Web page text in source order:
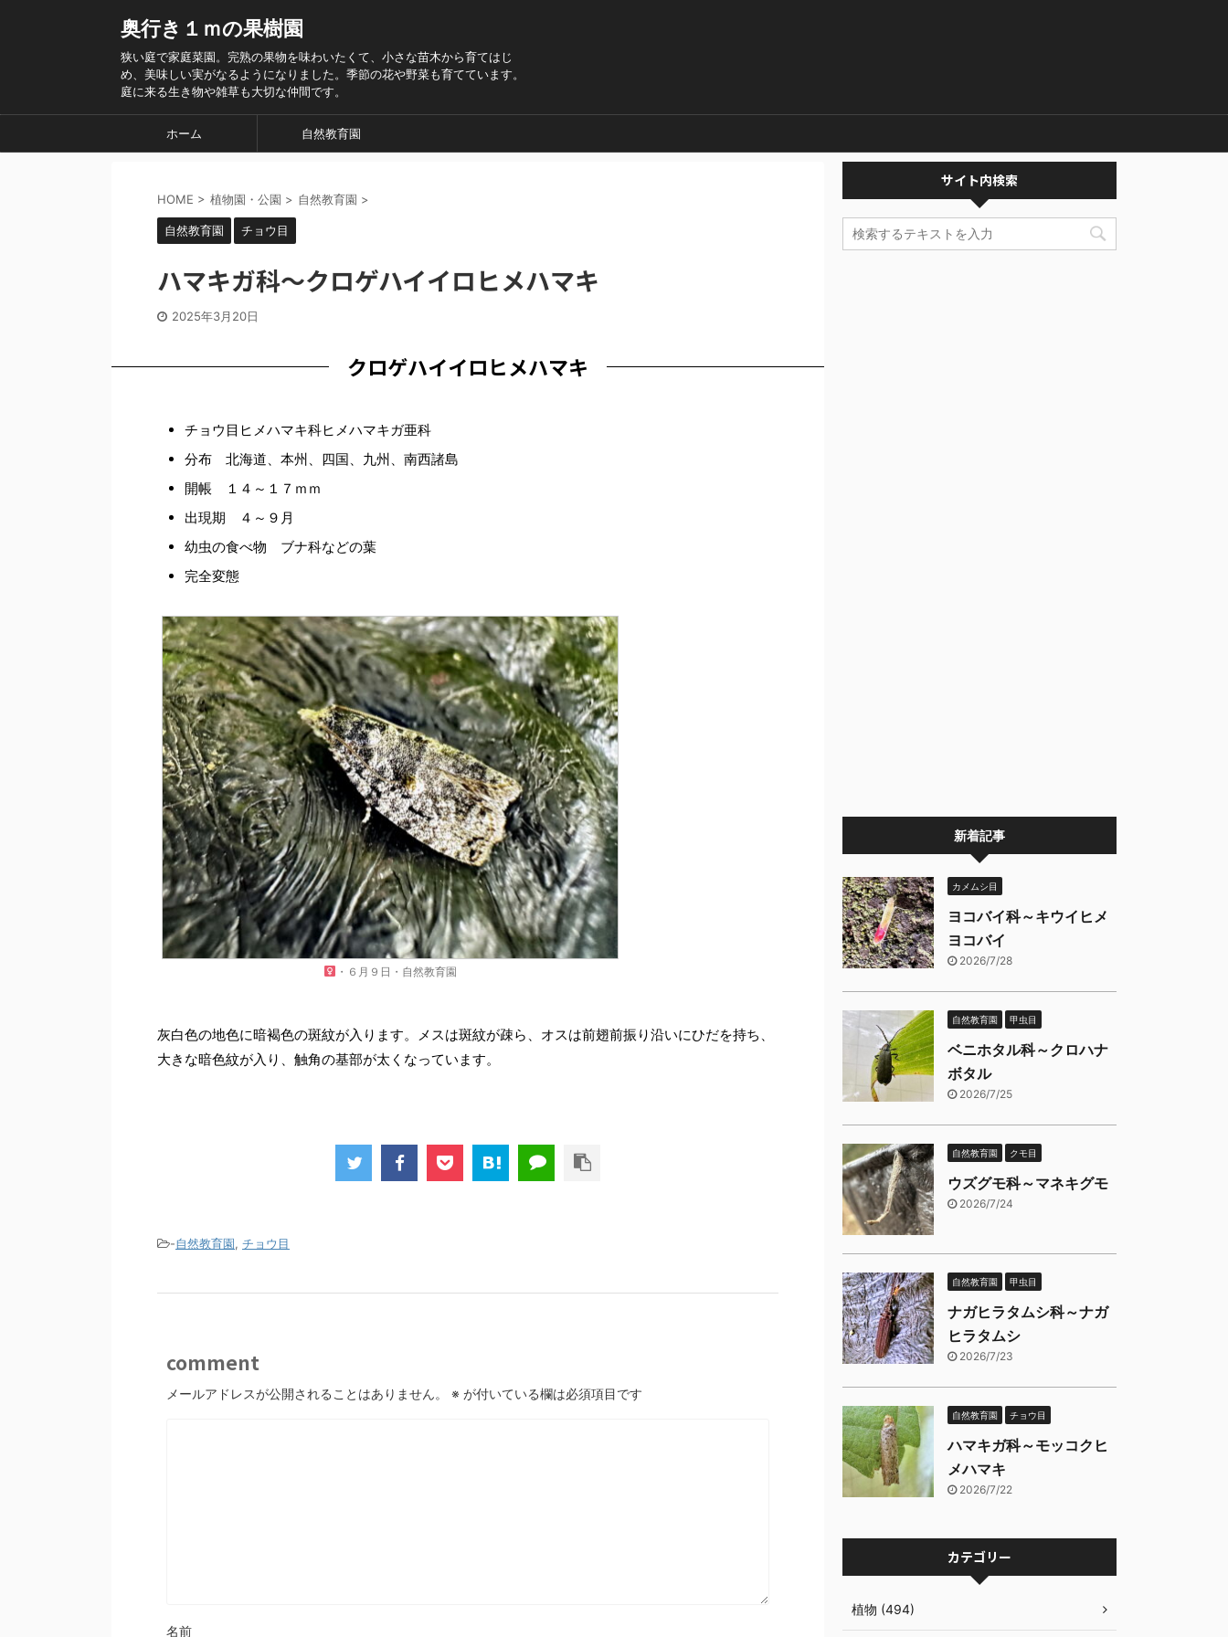
奥行き１ｍの果樹園
狭い庭で家庭菜園。完熟の果物を味わいたくて、小さな苗木から育てはじ
め、美味しい実がなるようになりました。季節の花や野菜も育てています。
庭に来る生き物や雑草も大切な仲間です。
ホーム 自然教育園
HOME > 植物園・公園 > 自然教育園 >
自然教育園 チョウ目
ハマキガ科～クロゲハイイロヒメハマキ
2025年3月20日
クロゲハイイロヒメハマキ
チョウ目ヒメハマキ科ヒメハマキガ亜科
分布 北海道、本州、四国、九州、南西諸島
開帳 １４～１７ｍｍ
出現期 ４～９月
幼虫の食べ物 ブナ科などの葉
完全変態
・６月９日・自然教育園
灰白色の地色に暗褐色の斑紋が入ります。メスは斑紋が疎ら、オスは前翅前振り沿いにひだを持ち、
大きな暗色紋が入り、触角の基部が太くなっています。
-自然教育園, チョウ目
comment
メールアドレスが公開されることはありません。 ※ が付いている欄は必須項目です
名前
サイト内検索
新着記事
カメムシ目
ヨコバイ科～キウイヒメ
ヨコバイ
2026/7/28
自然教育園 甲虫目
ベニホタル科～クロハナ
ボタル
2026/7/25
自然教育園 クモ目
ウズグモ科～マネキグモ
2026/7/24
自然教育園 甲虫目
ナガヒラタムシ科～ナガ
ヒラタムシ
2026/7/23
自然教育園 チョウ目
ハマキガ科～モッコクヒ
メハマキ
2026/7/22
カテゴリー
植物 (494)